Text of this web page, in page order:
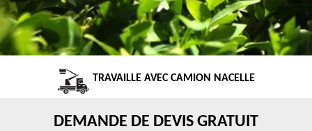
TRAVAILLE AVEC CAMION NACELLE
DEMANDE DE DEVIS GRATUIT